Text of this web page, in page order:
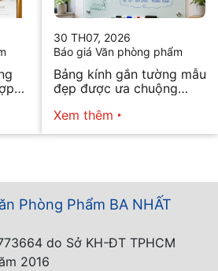
30 TH07, 2026
Báo giá Văn phòng phẩm
Bảng kính gắn tường mẫu
đẹp được ưa chuộng
Xem thêm
Phòng Phẩm BA NHẤT
do Sở KH-ĐT TPHCM
2016